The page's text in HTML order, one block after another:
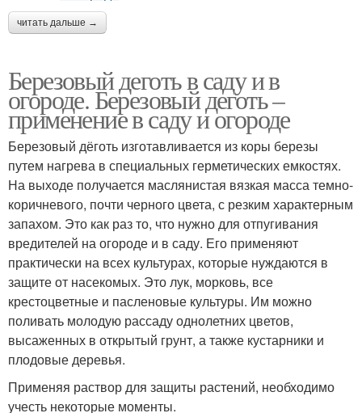
читать дальше →
Березовый деготь в саду и в
огороде. Березовый деготь –
применение в саду и огороде
Березовый дёготь изготавливается из коры березы
путем нагрева в специальных герметических емкостях.
На выходе получается маслянистая вязкая масса темно-
коричневого, почти черного цвета, с резким характерным
запахом. Это как раз то, что нужно для отпугивания
вредителей на огороде и в саду. Его применяют
практически на всех культурах, которые нуждаются в
защите от насекомых. Это лук, морковь, все
крестоцветные и пасленовые культуры. Им можно
поливать молодую рассаду однолетних цветов,
высаженных в открытый грунт, а также кустарники и
плодовые деревья.
Применяя раствор для защиты растений, необходимо
учесть некоторые моменты.